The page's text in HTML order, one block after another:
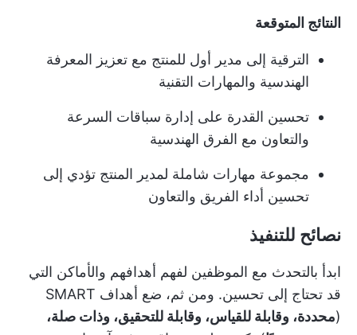
النتائج المتوقعة
الترقية إلى مدير أول للمنتج مع تعزيز المعرفة
الهندسية والمهارات التقنية
تحسين القدرة على إدارة سباقات السرعة
والتعاون مع الفرق الهندسية
مجموعة مهارات شاملة لمدير المنتج تؤدي إلى
تحسين أداء الفريق والتعاون
نصائح للتنفيذ
ابدأ بالتحدث مع الموظفين لفهم أهدافهم والأماكن التي
قد تحتاج إلى تحسين. ومن ثم، ضع أهداف SMART
(محددة، وقابلة للقياس، وقابلة للتحقيق، وذات صلة،